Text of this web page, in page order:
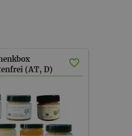
(AT, D)